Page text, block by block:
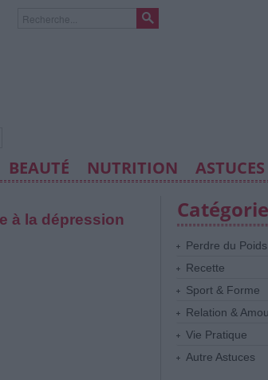
BEAUTÉ NUTRITION ASTUCES
à la dépression
Perdre du Poids
Recette
Sport & Forme
Relation &
Vie Pratique
Autre Astuces